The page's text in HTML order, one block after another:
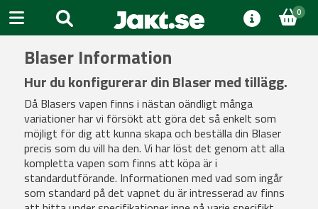
0
Blaser Information
Hur du konfigurerar din Blaser med tillägg.
Då Blasers vapen finns i nästan oändligt många
variationer har vi försökt att göra det så enkelt som
möjligt för dig att kunna skapa och beställa din Blaser
precis som du vill ha den. Vi har löst det genom att alla
kompletta vapen som finns att köpa är i
standardutförande. Informationen med vad som ingår
som standard på det vapnet du är intresserad av finns